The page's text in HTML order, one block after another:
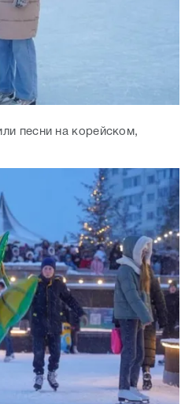
песни на корейском,